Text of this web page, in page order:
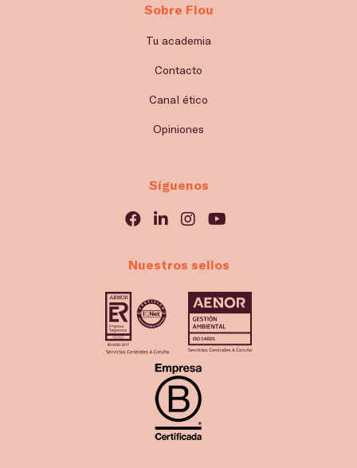
Sobre Flou
Tu academia
Contacto
Canal ético
Opiniones
Síguenos
Nuestros sellos